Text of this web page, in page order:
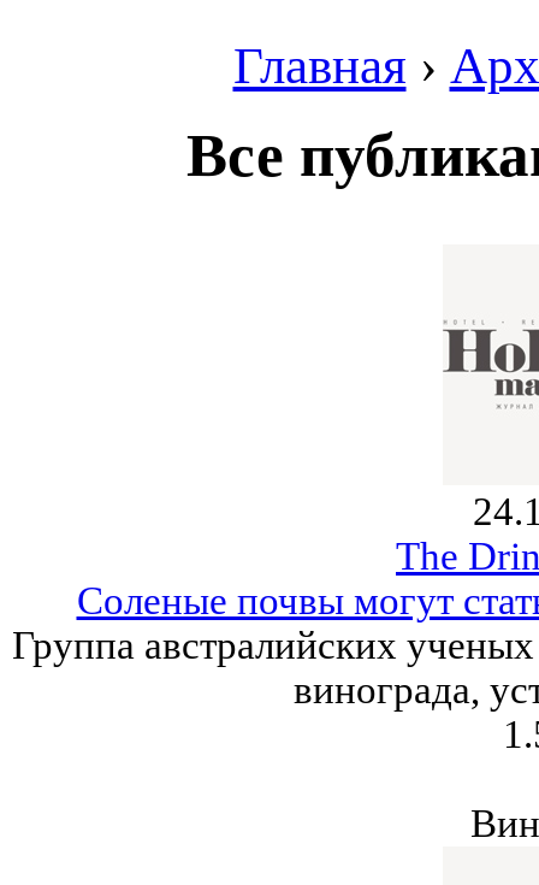
Главная ›
Все
The
Соленые почвы могут
Группа австралийских
винограда,